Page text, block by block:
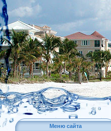
Меню сайта